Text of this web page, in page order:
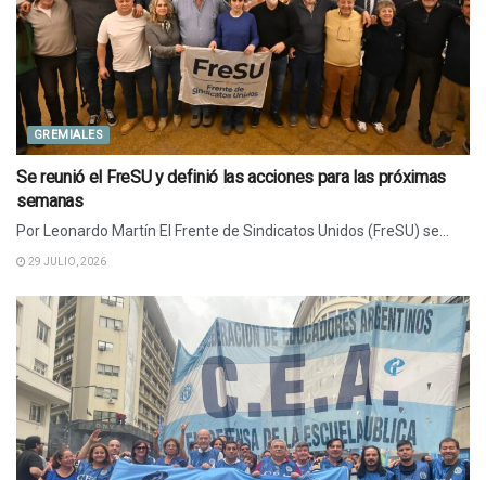
GREMIALES
Se reunió el FreSU y definió las acciones para las próximas
semanas
Por Leonardo Martín El Frente de Sindicatos Unidos (FreSU) se...
29 JULIO, 2026